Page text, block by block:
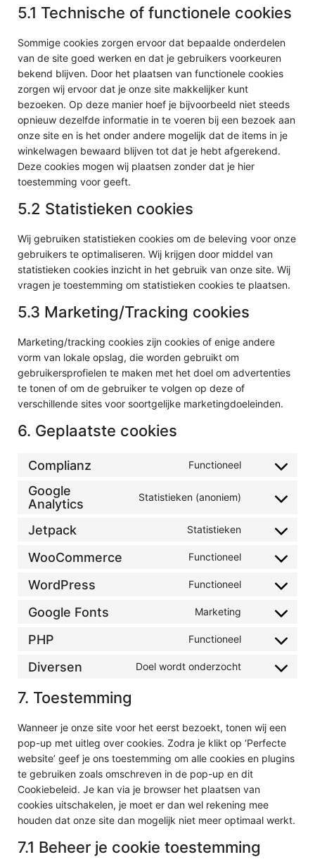
5.1 Technische of functionele cookies
Sommige cookies zorgen ervoor dat bepaalde onderdelen
van de site goed werken en dat je gebruikers voorkeuren
bekend blijven. Door het plaatsen van functionele cookies
zorgen wij ervoor dat je onze site makkelijker kunt
bezoeken. Op deze manier hoef je bijvoorbeeld niet steeds
opnieuw dezelfde informatie in te voeren bij een bezoek aan
onze site en is het onder andere mogelijk dat de items in je
winkelwagen bewaard blijven tot dat je hebt afgerekend.
Deze cookies mogen wij plaatsen zonder dat je hier
toestemming voor geeft.
5.2 Statistieken cookies
Wij gebruiken statistieken cookies om de beleving voor onze
gebruikers te optimaliseren. Wij krijgen door middel van
statistieken cookies inzicht in het gebruik van onze site. Wij
vragen je toestemming om statistieken cookies te plaatsen.
5.3 Marketing/Tracking cookies
Marketing/tracking cookies zijn cookies of enige andere
vorm van lokale opslag, die worden gebruikt om
gebruikersprofielen te maken met het doel om advertenties
te tonen of om de gebruiker te volgen op deze of
verschillende sites voor soortgelijke marketingdoeleinden.
6. Geplaatste cookies
Complianz Functioneel Consent to
Google
Analytics
Statistieken (anoniem) Consent to
Jetpack Statistieken Consent to
WooCommerce Functioneel Consent to
WordPress Functioneel Consent to
Google Fonts Marketing Consent to
PHP Functioneel Consent to
Diversen Doel wordt onderzocht Consent to
7. Toestemming
Wanneer je onze site voor het eerst bezoekt, tonen wij een
pop-up met uitleg over cookies. Zodra je klikt op ‘Perfecte
website’ geef je ons toestemming om alle cookies en plugins
te gebruiken zoals omschreven in de pop-up en dit
Cookiebeleid. Je kan via je browser het plaatsen van
cookies uitschakelen, je moet er dan wel rekening mee
houden dat onze site dan mogelijk niet meer optimaal werkt.
7.1 Beheer je cookie toestemming